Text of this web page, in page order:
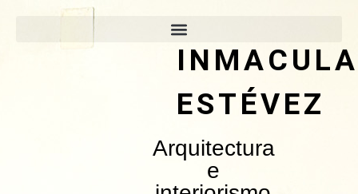
ESTÉVEZ
Arquitectura
e